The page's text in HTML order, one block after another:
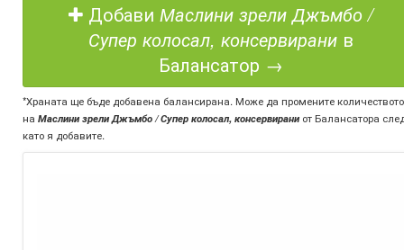
Добави Маслини зрели Джъмбо /
Супер колосал, консервиранив
Балансатор →
*Храната ще бъде добавена балансирана. Може да промените количеството
на Маслини зрели Джъмбо / Супер колосал, консервирани от Балансатора
като я добавите.